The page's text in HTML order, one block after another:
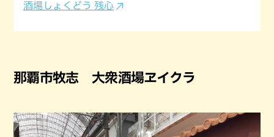
酒場しょくどう 残心
那覇市牧志 大衆酒場ヱイクラ